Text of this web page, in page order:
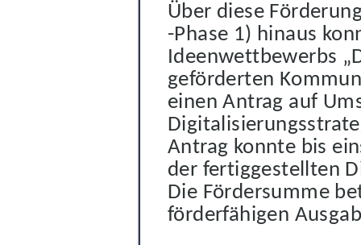
Über diese
-Phase 1) hinaus
Ideenwettbewerbs
geförderten
einen Antrag auf
Antrag konnte bis
der fertiggestellten
Die Fördersumme
förderfähigen